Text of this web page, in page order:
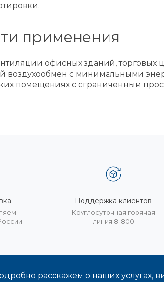
применения
офисных зданий,
воздухообмен с минимальными
помещениях с ограниченным
Поддержка клиентов
Круглосуточная горячая
линия 8-800
расскажем о наших услугах,